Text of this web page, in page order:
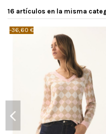
16 artículos en la misma
-36,60 €